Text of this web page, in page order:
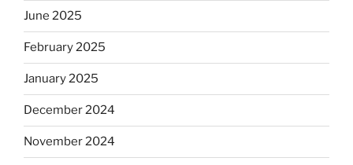
June 2025
February 2025
January 2025
December 2024
November 2024